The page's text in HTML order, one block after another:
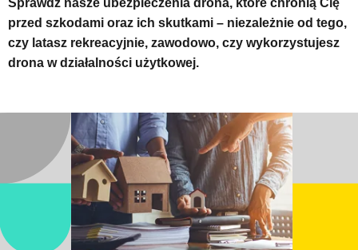
Sprawdź nasze ubezpieczenia drona, które chronią Cię
przed szkodami oraz ich skutkami – niezależnie od tego,
czy latasz rekreacyjnie, zawodowo, czy wykorzystujesz
drona w działalności użytkowej.